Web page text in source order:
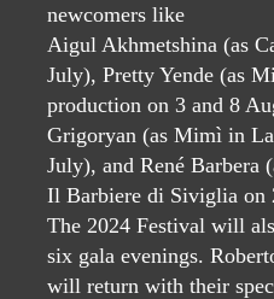
newcomers like
Aigul Akhmetshina (as
July), Pretty Yende (as
production on 3 and 8
Grigoryan (as Mimì in
July), and René Barbera
Il Barbiere di Siviglia on
The 2024 Festival will
six gala evenings.
will return with their